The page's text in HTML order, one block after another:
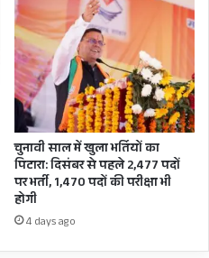
चुनावी साल में खुला भर्तियों का
पिटारा: दिसंबर से पहले 2,477 पदों
पर भर्ती, 1,470 पदों की परीक्षा भी
होगी
4 days ago